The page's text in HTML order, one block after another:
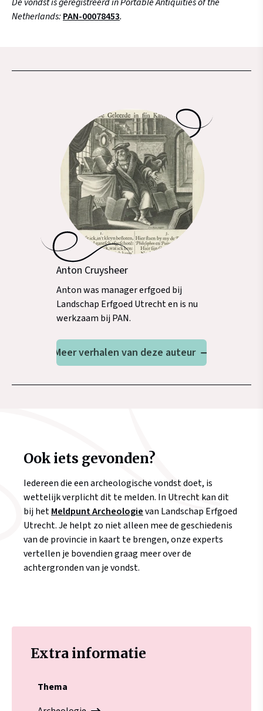
De vondst is geregistreerd in Portable Antiquities of the
Netherlands:PAN-00078453.
Anton Cruysheer
Anton was manager erfgoed bij
Landschap Erfgoed Utrecht en is nu
werkzaam bij PAN.
Meer verhalen van deze auteur
Ook iets gevonden?
Iedereen die een archeologische vondst doet, is
wettelijk verplicht dit te melden. In Utrecht kan dit
bij hetMeldpunt Archeologievan Landschap Erfgoed
Utrecht. Je helpt zo niet alleen mee de geschiedenis
van de provincie in kaart te brengen, onze experts
vertellen je bovendien graag meer over de
achtergronden van je vondst.
Extra informatie
Thema